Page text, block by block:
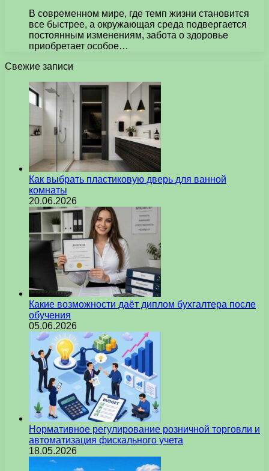
В современном мире, где темп жизни становится
все быстрее, а окружающая среда подвергается
постоянным изменениям, забота о здоровье
приобретает особое…
Свежие записи
Как выбрать пластиковую дверь для ванной
комнаты
20.06.2026
Какие возможности даёт диплом бухгалтера после
обучения
05.06.2026
Нормативное регулирование розничной торговли и
автоматизация фискального учета
18.05.2026